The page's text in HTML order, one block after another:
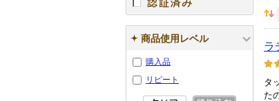
替
ラ
タ
た
認証済み
商品使用レベル
購入品
リピート